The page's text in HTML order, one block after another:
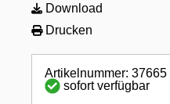
Download
Drucken
Artikelnummer: 37665
sofort verfügbar